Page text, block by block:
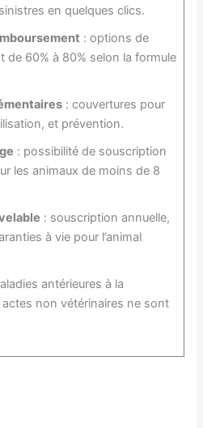
en quelques clics.
: options de
de 60% à 80% selon la formule
: couvertures pour
et prévention.
: possibilité de souscription
les animaux de moins de 8
: souscription annuelle,
à vie pour l’animal
antérieures à la
non vétérinaires ne sont